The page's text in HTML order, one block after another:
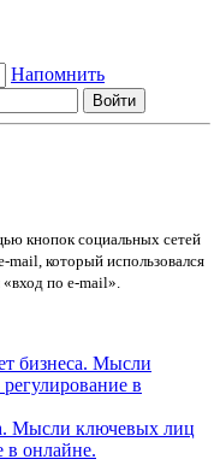
Напомнить
кнопок социальных сетей
mail, который использовался
по e-mail».
Мысли ключевых лиц
в онлайне.